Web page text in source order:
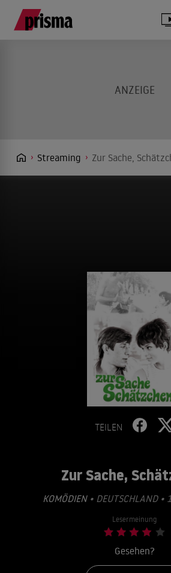
Streaming Zur Sache,
TEILEN
Zur Sache,
KOMÖDIEN• DEUTSCHLAND •
Lesermeinung
Gesehen?